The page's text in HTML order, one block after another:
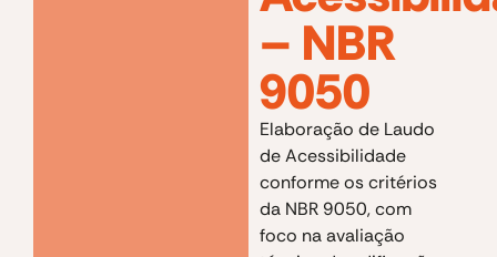
– NBR
9050
Elaboração de Laudo
de Acessibilidade
conforme os critérios
da NBR 9050, com
foco na avaliação